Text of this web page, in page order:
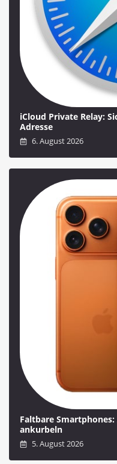
iCloud Private Relay:
Adresse
6. August 2026
Faltbare
ankurbeln
5. August 2026